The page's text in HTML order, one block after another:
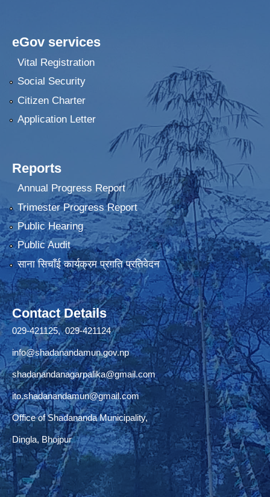
eGov services
Vital Registration
Social Security
Citizen Charter
Application Letter
Reports
Annual Progress Report
Trimester Progress Report
Public Hearing
Public Audit
साना सिचाँई कार्यक्रम प्रगति प्रतिवेदन
Contact Details
029-421125, 029-421124
info@shadanandamun.gov.np
shadanandanagarpalika@gmail.com
ito.shadanandamun@gmail.com
Office of Shadananda Municipality,
Dingla, Bhojpur